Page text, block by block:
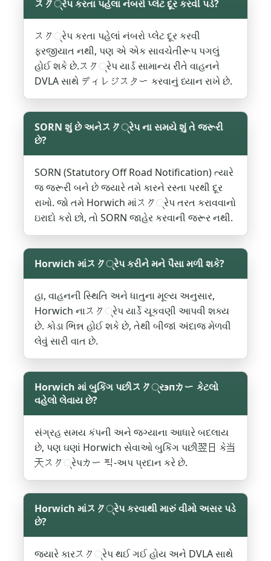
スク્રેપ કરતા પહેલા નંબરો પ્લેટ દૂર કરવી પડે?
スク્રેપ કરતા પહેલાં નંબરો પ્લેટ દૂર કરવી
ફરજીયાત નથી, પણ એ એક સાવચેતીરૂપ પગલું
હોઈ શકે છે.スク્રેપ યાર્ડ સામાન્ય રીતે વાહનને
DVLA સાથે ディレジスター કરવાનું ધ્યાન રાખે છે.
SORN શું છે અનેスク્રેપ ના સમયે શું તે જરૂરી
છે?
SORN (Statutory Off Road Notification) ત્યારે
જ જરૂરી બને છે જ્યારે તમે કારને રસ્તા પરથી દૂર
રાખો. જો તમે Horwich માંスク્રેપ તરત કરાવવાનો
ઇરાદો કરો છો, તો SORN જાહેર કરવાની જરૂર નથી.
Horwich માંスク્રેપ કરીને મને પૈસા મળી શકે?
હા, વાહનની સ્થિતિ અને ધાતુના મૂલ્ય અનુસાર,
Horwich નાスク્રેપ યાર્ડે ચૂકવણી આપવી શક્ય
છે. કોડા ભિન્ન હોઈ શકે છે, તેથી બીજાં અંદાજ મેળવી
લેવું સારી વાત છે.
Horwich માં બુકિંગ પછીスク્રэпカー કેટલો
વહેલો લેવાય છે?
સંગ્રહ સમય કંપની અને જગ્યાના આધારે બદલાય
છે, પણ ઘણાં Horwich સેવાઓ બુકિંગ પછી翌日 કે当
天スク્રેપカー 픽-અપ પ્રદાન કરે છે.
Horwich માંスク્રેપ કરવાથી મારું વીમો અસર પડે
છે?
જ્યારે કારスク્રેપ થઈ ગઈ હોય અને DVLA સાથે